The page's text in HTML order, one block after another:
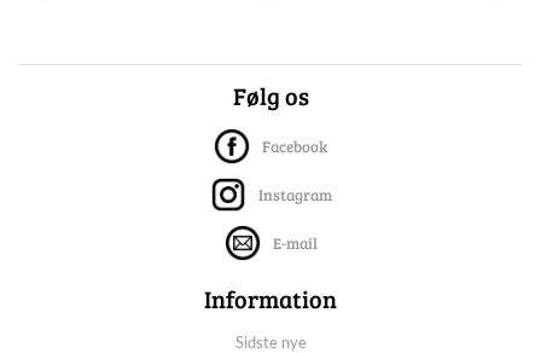
Følg os
Facebook
Instagram
E-mail
Information
Sidste nye